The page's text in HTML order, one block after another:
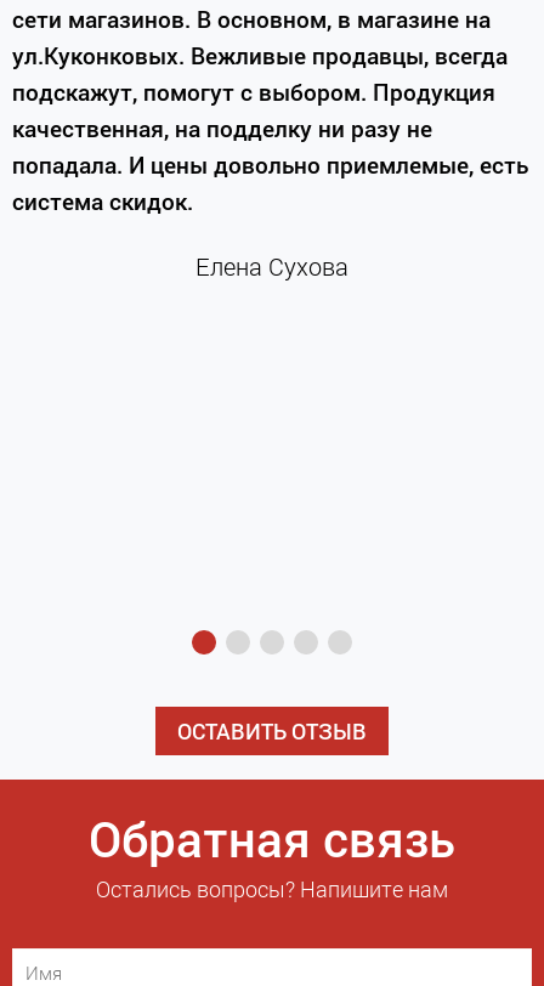
сети магазинов. В основном, в магазине на
ул.Куконковых. Вежливые продавцы, всегда
подскажут, помогут с выбором. Продукция
качественная, на подделку ни разу не
попадала. И цены довольно приемлемые, есть
система скидок.
Елена Сухова
ОСТАВИТЬ ОТЗЫВ
Обратная связь
Остались вопросы? Напишите нам